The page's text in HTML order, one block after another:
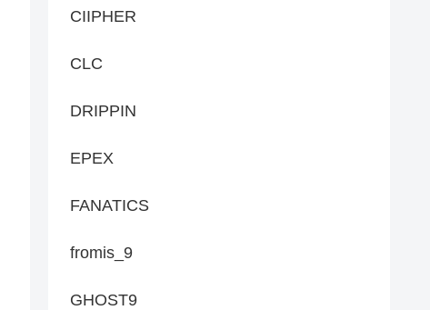
CIIPHER
CLC
DRIPPIN
EPEX
FANATICS
fromis_9
GHOST9